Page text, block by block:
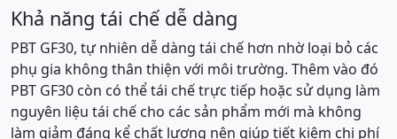
Khả năng tái chế dễ dàng
PBT GF30, tự nhiên dễ dàng tái chế hơn nhờ loại bỏ các
phụ gia không thân thiện với môi trường. Thêm vào đó
PBT GF30 còn có thể tái chế trực tiếp hoặc sử dụng làm
nguyên liệu tái chế cho các sản phẩm mới mà không
làm giảm đáng kể chất lượng nên giúp tiết kiệm chi phí